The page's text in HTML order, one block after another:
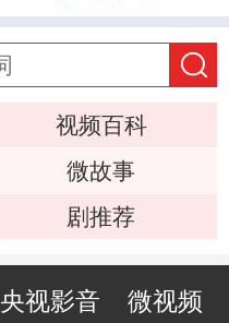
视频百科
微故事
剧推荐
央视影音 微视频